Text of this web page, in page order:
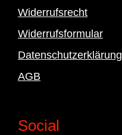
Widerrufsrecht
Widerrufsformular
Datenschutzerklärung
AGB
Social